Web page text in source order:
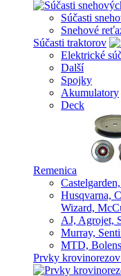
Súčasti
Snehové
Súčasti traktorov
Elektrické
Další
Spojky
Akumulatory
Deck
Remenica
Husqvarna,
Wizard,
AJ, Agrojet,
Murray,
MTD,
Prvky